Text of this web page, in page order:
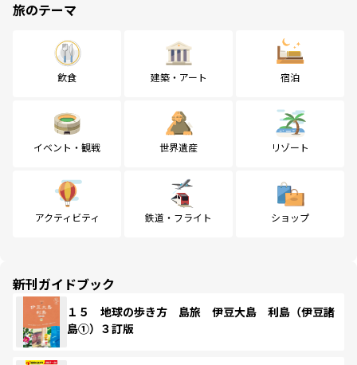
旅のテーマ
飲食 建築・アート 宿泊
イベント・観戦 世界遺産 リゾート
アクティビティ 鉄道・フライト ショップ
新刊ガイドブック
１５ 地球の歩き方 島旅 伊豆大島 利島（伊豆諸
島①）３訂版